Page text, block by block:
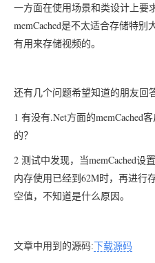
一方面在使用场景和类设计上要
memCached是不太适合存储特别
有用来存储视频的。
还有几个问题希望知道的朋友回
1 有没有.Net方面的memCached客
的？
2 测试中发现，当memCached设
内存使用已经到 62M时，再进行
空值，不知道是什么原因。
文章中用到的源码: 下载源码